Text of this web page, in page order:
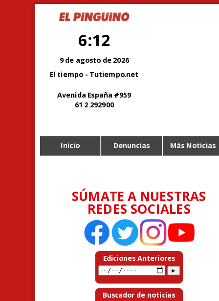
6:12
9 de agosto de 2026
El tiempo - Tutiempo.net
Avenida España #959
61 2 292900
Inicio Denuncias Más Noticias
SÚMATE A NUESTRAS
REDES SOCIALES
Ediciones Anteriores
Buscador de noticias